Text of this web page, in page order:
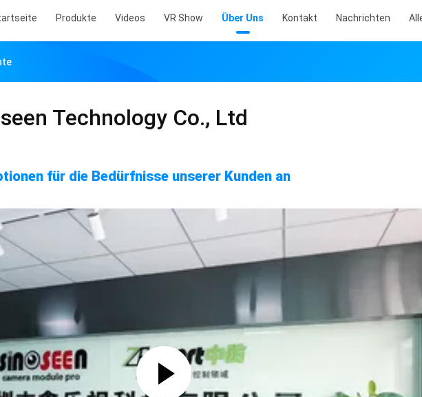
Produkte Videos VR Show Über Uns Kontakt Nachrichten
Technology Co., Ltd
für die Bedürfnisse unserer Kunden an